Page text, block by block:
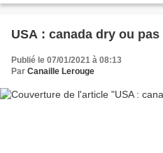
USA : canada dry ou
Publié le 07/01/2021 à 08:13
Par Canaille Lerouge